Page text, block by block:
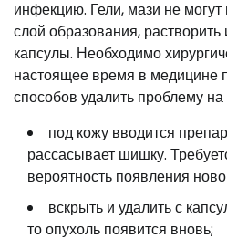
инфекцию. Гели, мази не могут
слой образования,
капсулы. Необходимо
настоящее время в медицине
способов удалить проблему
под кожу вводится
рассасывает шишку.
вероятность появления
вскрыть и удалить с
то опухоль появится вновь;